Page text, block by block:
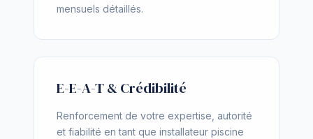
mensuels détaillés.
E-E-A-T & Crédibilité
Renforcement de votre expertise, autorité
et fiabilité en tant que installateur piscine